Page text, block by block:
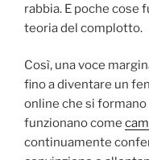
rabbia. E poche cose
teoria del complotto.
Così, una voce
fino a diventare un
online che si
funzionano come
continuamente